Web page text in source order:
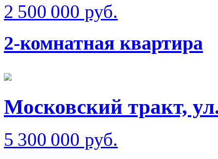
2 500 000 руб.
2-комнатная квартира
Московский тракт,
5 300 000 руб.